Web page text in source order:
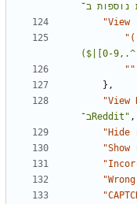
"View
""
},
"View
ב־Reddit" ,
"Hide